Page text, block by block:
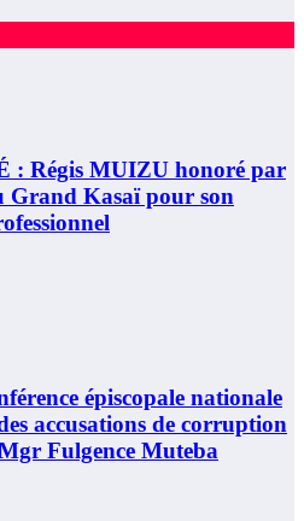
: Régis MUIZU honoré par
Grand Kasaï pour son
épiscopale nationale
accusations de corruption
Fulgence Muteba